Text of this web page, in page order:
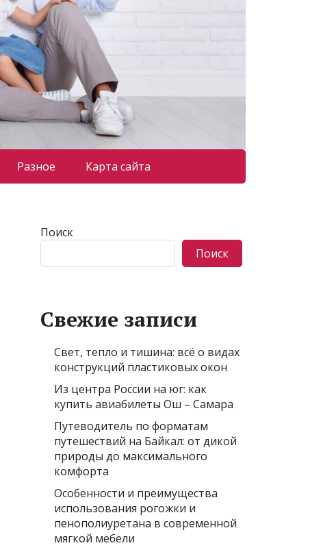
Разное Карта сайта
Поиск
Поиск
Свежие записи
Свет, тепло и тишина: всё о видах
конструкций пластиковых окон
Из центра России на юг: как
купить авиабилеты Ош – Самара
Путеводитель по форматам
путешествий на Байкал: от дикой
природы до максимального
комфорта
Особенности и преимущества
использования рогожки и
пенополиуретана в современной
мягкой мебели